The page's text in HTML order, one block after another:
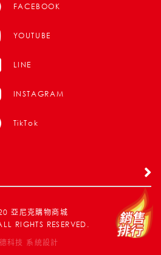
FACEBOOK
YOUTUBE
LINE
INSTAGRAM
TikTok
亞尼克購物商城
RIGHTS RESERVED.
科技 系統設計